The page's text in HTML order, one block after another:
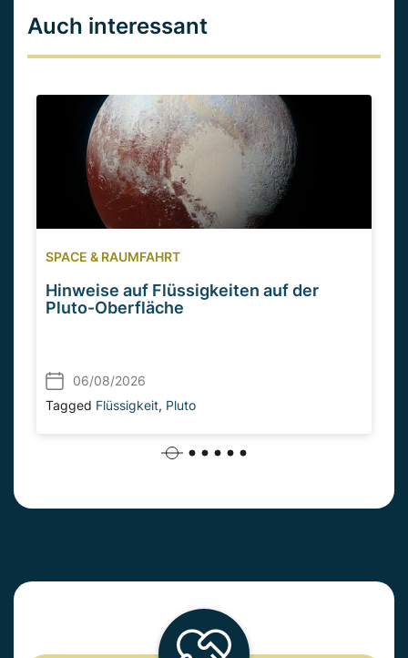
Auch interessant
SPACE & RAUMFAHRT
Hinweise auf Flüssigkeiten auf der
Pluto-Oberfläche
06/08/2026
Tagged Flüssigkeit, Pluto